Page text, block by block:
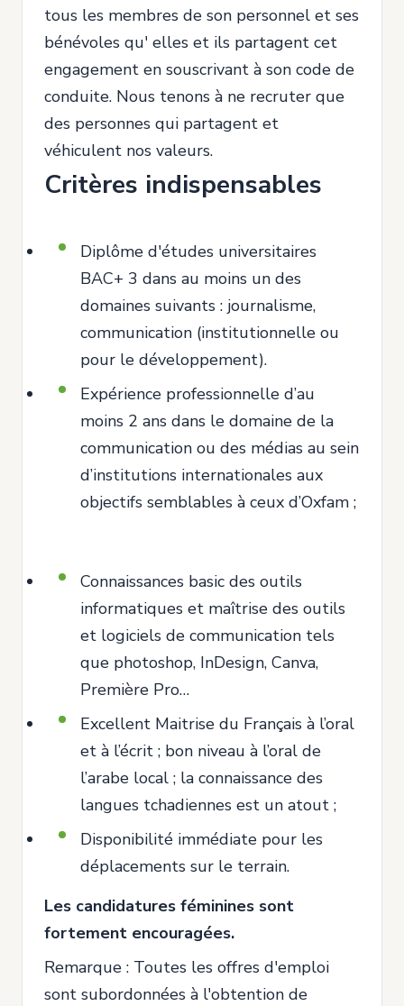
tous les membres de son personnel et ses
bénévoles qu' elles et ils partagent cet
engagement en souscrivant à son code de
conduite. Nous tenons à ne recruter que
des personnes qui partagent et
véhiculent nos valeurs.
Critères indispensables
Diplôme d'études universitaires
BAC+ 3 dans au moins un des
domaines suivants : journalisme,
communication (institutionnelle ou
pour le développement).
Expérience professionnelle d’au
moins 2 ans dans le domaine de la
communication ou des médias au sein
d’institutions internationales aux
objectifs semblables à ceux d’Oxfam ;
Connaissances basic des outils
informatiques et maîtrise des outils
et logiciels de communication tels
que photoshop, InDesign, Canva,
Première Pro…
Excellent Maitrise du Français à l’oral
et à l’écrit ; bon niveau à l’oral de
l’arabe local ; la connaissance des
langues tchadiennes est un atout ;
Disponibilité immédiate pour les
déplacements sur le terrain.
Les candidatures féminines sont
fortement encouragées.
Remarque : Toutes les offres d'emploi
sont subordonnées à l'obtention de